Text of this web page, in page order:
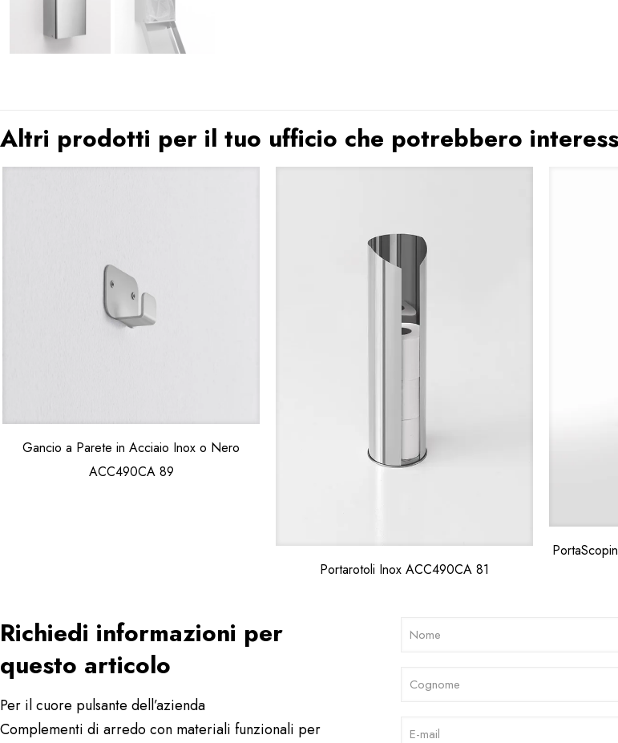
Altri prodotti per il tuo ufficio che potrebbero
Gancio a Parete in Acciaio Inox o Nero
ACC490CA 89
Portarotoli Inox ACC490CA 81
Richiedi informazioni per
questo articolo
Per il cuore pulsante dell’azienda
Complementi di arredo con materiali funzionali per